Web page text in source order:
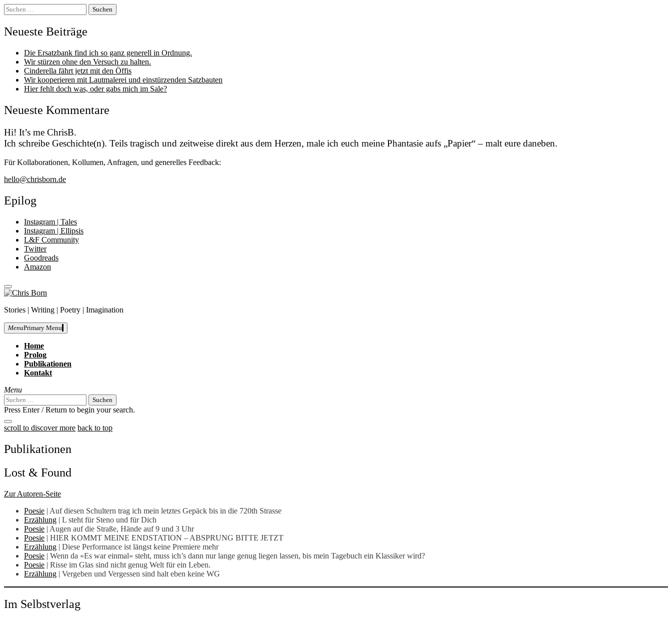
Suchen
nach:
Neueste Beiträge
Die Ersatzbank find ich so ganz generell in Ordnung.
Wir stürzen ohne den Versuch zu halten.
Cinderella fährt jetzt mit den Öffis
Wir kooperieren mit Lautmalerei und einstürzenden Satzbauten
Hier fehlt doch was, oder gabs mich im Sale?
Neueste Kommentare
Hi! It’s me ChrisB.
Ich schreibe Geschichte(n). Teils tragisch und zeitweise direkt aus dem Herzen, male ich euch meine Phantasie aufs „Papier“ – malt eure daneben.
Für Kollaborationen, Kollumen, Anfragen, und generelles Feedback:
hello@chrisborn.de
Epilog
Instagram | Tales
Instagram | Ellipsis
L&F Community
Twitter
Goodreads
Amazon
close
sidebar
Skip
content
Born
Stories | Writing | Poetry | Imagination
MenuPrimary Menu
Home
Prolog
Publikationen
Kontakt
Menu
Suchen
nach:
Press Enter / Return to begin your search.
close
search
open
form
open
scroll to discover more back to top
Publikationen
Lost & Found
Zur Autoren-Seite
Poesie | Auf diesen Schultern trag ich mein letztes Gepäck bis in die 720th Strasse
Erzählung | L steht für Steno und für Dich
Poesie | Augen auf die Straße, Hände auf 9 und 3 Uhr
Poesie | HIER KOMMT MEINE ENDSTATION – ABSPRUNG BITTE JETZT
Erzählung | Diese Performance ist längst keine Premiere mehr
Poesie | Wenn da »Es war einmal« steht, muss ich’s dann nur lange genug liegen lassen, bis mein Tagebuch ein Klassiker wird?
Poesie | Risse im Glas sind nicht genug Welt für ein Leben.
Erzählung | Vergeben und Vergessen sind halt eben keine WG
Im Selbstverlag